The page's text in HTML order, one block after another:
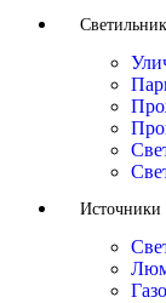
Источники